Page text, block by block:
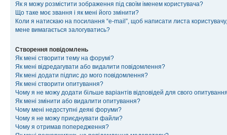
Як я можу розмістити зображення під своїм іменем користувача?
Що таке моє звання і як мені його змінити?
Коли я натискаю на посилання “e-mail”, щоб написати листа користувачу,
мене вимагається залогуватись?
Створення повідомлень
Як мені створити тему на форумі?
Як мені відредагувати або видалити повідомлення?
Як мені додати підпис до мого повідомлення?
Як мені створити опитування?
Чому я не можу додати більше варіантів відповідей для свого
Як мені змінити або видалити опитування?
Чому мені недоступні деякі форуми?
Чому я не можу приєднувати файли?
Чому я отримав попередження?